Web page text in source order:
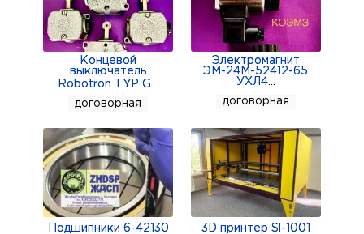
Концевой
выключатель
Robotron TYP G
договорная
Электромагнит
ЭМ-24М-52412-65
УХЛ4...
договорная
Подшипники 6-42130
3D принтер Sl-1001